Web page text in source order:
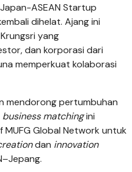
Japan-ASEAN Startup
dihelat. Ajang ini
yang
dan korporasi dari
memperkuat kolaborasi
mendorong pertumbuhan
business matchingini
Global Network untuk
dan innovation